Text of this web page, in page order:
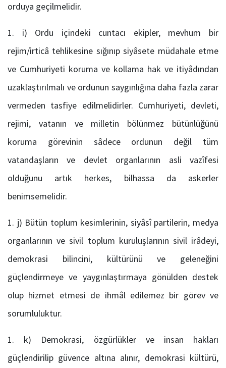
orduya geçilmelidir.
i) Ordu içindeki cuntacı ekipler, mevhum bir
rejim/irticâ tehlikesine sığınıp siyâsete müdahale etme
ve Cumhuriyeti koruma ve kollama hak ve itiyâdından
uzaklaştırılmalı ve ordunun saygınlığına daha fazla zarar
vermeden tasfiye edilmelidirler. Cumhuriyeti, devleti,
rejimi, vatanın ve milletin bölünmez bütünlüğünü
koruma görevinin sâdece ordunun değil tüm
vatandaşların ve devlet organlarının asli vazîfesi
olduğunu artık herkes, bilhassa da askerler
benimsemelidir.
j) Bütün toplum kesimlerinin, siyâsî partilerin, medya
organlarının ve sivil toplum kuruluşlarının sivil irâdeyi,
demokrasi bilincini, kültürünü ve geleneğini
güçlendirmeye ve yaygınlaştırmaya gönülden destek
olup hizmet etmesi de ihmâl edilemez bir görev ve
sorumluluktur.
k) Demokrasi, özgürlükler ve insan hakları
güçlendirilip güvence altına alınır, demokrasi kültürü,